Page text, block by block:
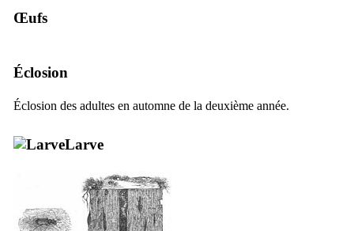
Œufs
Éclosion
Éclosion des adultes en automne de la deuxième année.
Larve